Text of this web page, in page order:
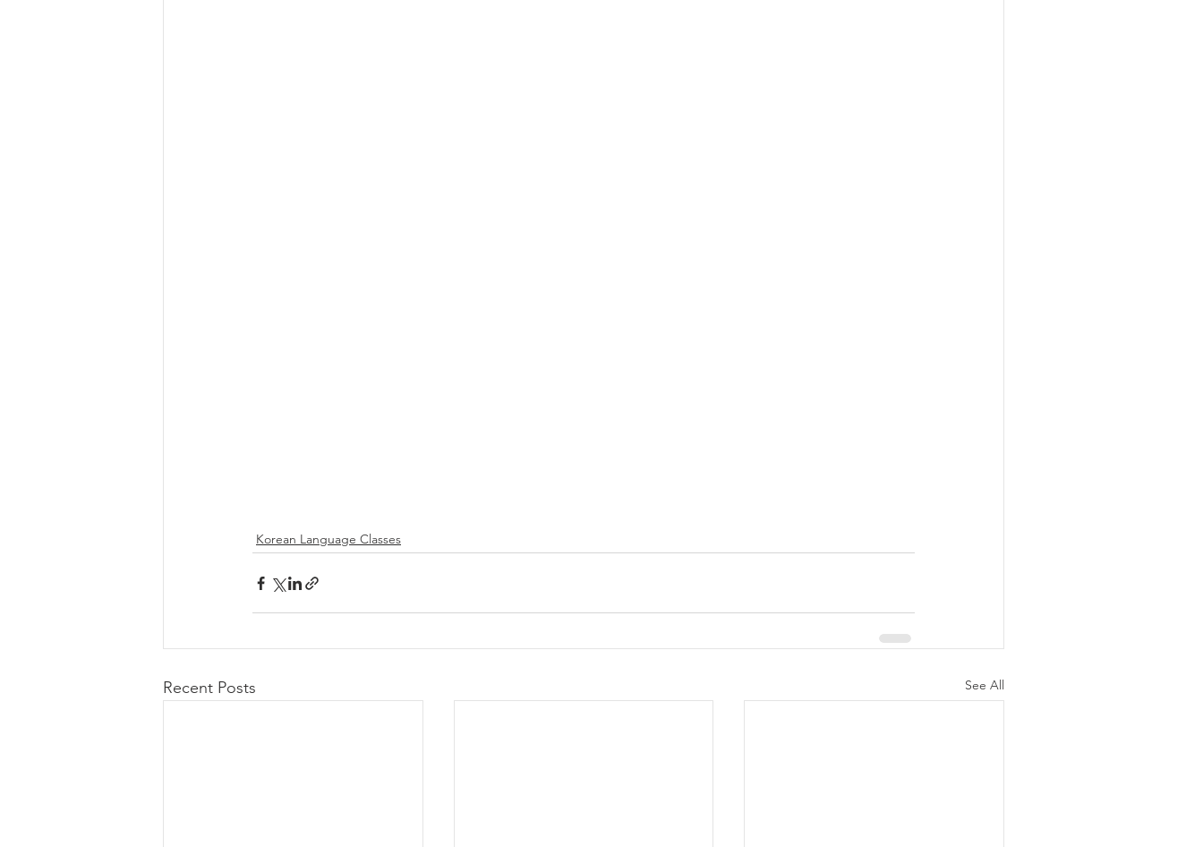
Korean Language Classes
Recent Posts See All